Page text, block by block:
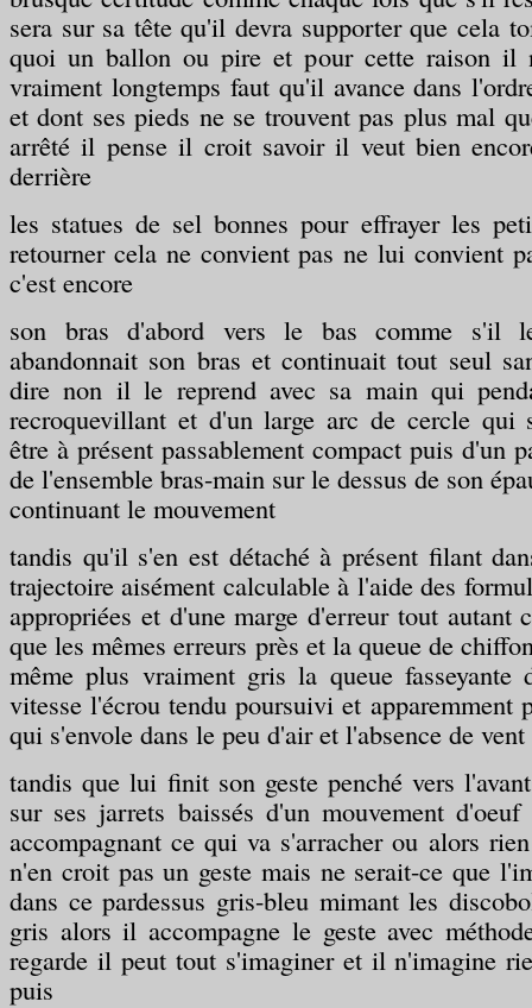
sera sur sa tête qu'il devra supporter que cela
quoi un ballon ou pire et pour cette raison il
vraiment longtemps faut qu'il avance dans
et dont ses pieds ne se trouvent pas plus mal
arrêté il pense il croit savoir il veut bien
derrière
les statues de sel bonnes pour effrayer les
retourner cela ne convient pas ne lui convient
c'est encore
son bras d'abord vers le bas comme s'il
abandonnait son bras et continuait tout seul
dire non il le reprend avec sa main qui
recroquevillant et d'un large arc de cercle qui
être à présent passablement compact puis d'un
de l'ensemble bras-main sur le dessus de son
continuant le mouvement
tandis qu'il s'en est détaché à présent filant
trajectoire aisément calculable à l'aide des
appropriées et d'une marge d'erreur tout autant
que les mêmes erreurs près et la queue de
même plus vraiment gris la queue
vitesse l'écrou tendu poursuivi et apparemment
qui s'envole dans le peu d'air et l'absence de vent
tandis que lui finit son geste penché vers
sur ses jarrets baissés d'un mouvement
accompagnant ce qui va s'arracher ou alors
n'en croit pas un geste mais ne serait-ce que
dans ce pardessus gris-bleu mimant les
gris alors il accompagne le geste avec
regarde il peut tout s'imaginer et il n'imagine
puis